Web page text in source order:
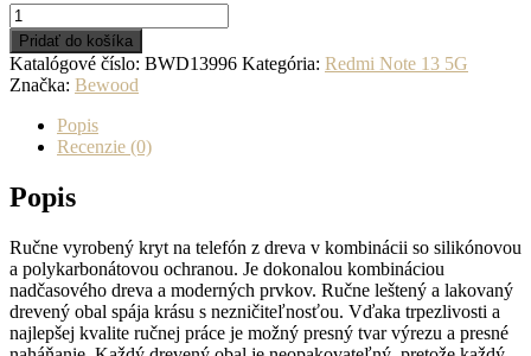
množstvo
Drevený
kryt
na
mobil
Xiaomi
Redmi
Note
13
Hory
Imbuia
Pridať do košíka
Katalógové číslo: BWD13996 Kategória: Redmi Note 13 5G
Značka: Bewood
Popis
Recenzie (0)
Popis
Ručne vyrobený kryt na telefón z dreva v kombinácii so silikónovou
a polykarbonátovou ochranou. Je dokonalou kombináciou
nadčasového dreva a moderných prvkov. Ručne leštený a lakovaný
drevený obal spája krásu s nezničiteľnosťou. Vďaka trpezlivosti a
najlepšej kvalite ručnej práce je možný presný tvar výrezu a presné